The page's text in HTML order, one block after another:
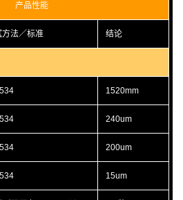
产品性能
方法／标准 结论
1520mm
240um
200um
15um